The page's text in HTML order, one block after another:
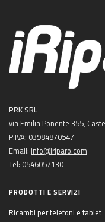
PRK SRL
via Emilia Ponente 355,
P.IVA: 03984870547
Email:info@iriparo.com
Tel:0546057130
PRODOTTI E SERVIZI
Ricambi per telefoni e tablet